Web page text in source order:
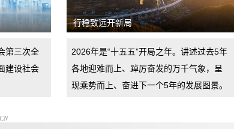
汽车销售合
费者。退诚意金
由于没有造成其任何损失，要
金。
拆机后没解决
申请换新加
上门看车无现车诱导消费者支
费者对销售合同不认可拒签时
第三次全
建设社会
行稳致远开新局
2026年是“十五五”开局之年。讲述过去5年
各地迎难而上、踔厉奋发的万千气象，呈
现乘势而上、奋进下一个5年的发展图景。